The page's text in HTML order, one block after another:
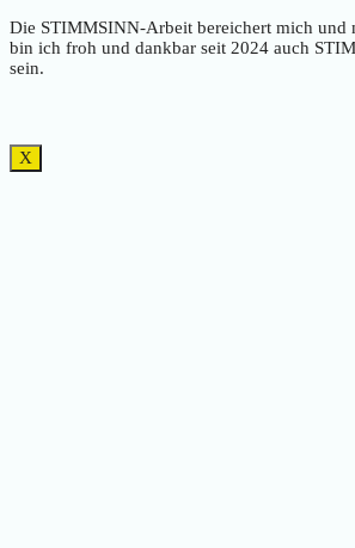
Die STIMMSINN-Arbeit bereichert mich und
bin ich froh und dankbar seit 2024 auch
sein.
X